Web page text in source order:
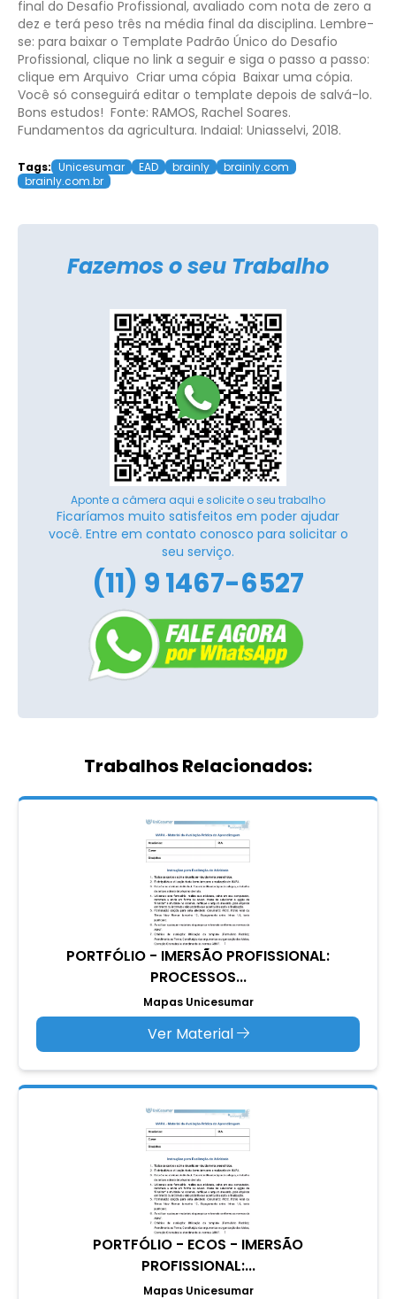
final do Desafio Profissional, avaliado com nota de zero a
dez e terá peso três na média final da disciplina. Lembre-
se: para baixar o Template Padrão Único do Desafio
Profissional, clique no link a seguir e siga o passo a passo:
clique em Arquivo Criar uma cópia Baixar uma cópia.
Você só conseguirá editar o template depois de salvá-lo.
Bons estudos! Fonte: RAMOS, Rachel Soares.
Fundamentos da agricultura. Indaial: Uniasselvi, 2018.
Tags: Unicesumar EAD brainly
brainly.com
brainly.com.br
Fazemos o seu Trabalho
Aponte a câmera aqui e solicite o seu trabalho
Ficaríamos muito satisfeitos em poder ajudar
você. Entre em contato conosco para solicitar o
seu serviço.
(11) 9 1467-6527
Trabalhos Relacionados:
PORTFÓLIO - IMERSÃO PROFISSIONAL:
PROCESSOS...
Mapas Unicesumar
Ver Material
PORTFÓLIO - ECOS - IMERSÃO
PROFISSIONAL:...
Mapas Unicesumar